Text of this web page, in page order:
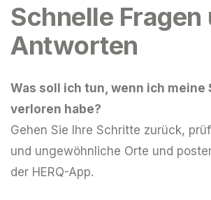
Schnelle Fragen
Antworten
Was soll ich tun, wenn ich meine
verloren habe?
Gehen Sie Ihre Schritte zurück,
und ungewöhnliche Orte und
der HERQ-App.